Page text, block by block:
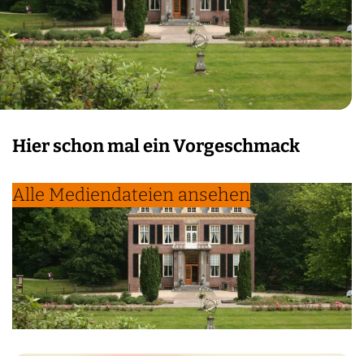
Hier schon mal ein Vorgeschmack
Alle Mediendateien ansehen